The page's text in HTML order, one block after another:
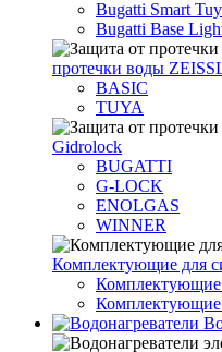
Bugatti Smart
Bugatti Base
протечки воды
BASIC
TUYA
Gidrolock
BUGATTI
G-LOCK
ENOLGAS
WINNER
Комплектующие для
Комплектующие
Комплектующие